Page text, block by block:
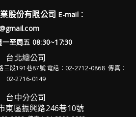
股份有限公司 E-mail：
一至周五 08:30~17:30
台北總公司
三段191巷87號電話：02-2712-0868 傳真：
02-2716-0149
台中分公司
東區振興路246巷10號